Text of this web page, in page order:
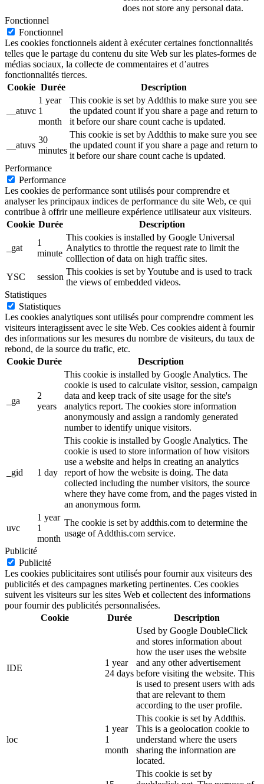
does not store any personal data.
Fonctionnel
Fonctionnel
Les cookies fonctionnels aident à exécuter certaines fonctionnalités
telles que le partage du contenu du site Web sur les plates-formes de
médias sociaux, la collecte de commentaires et d’autres
fonctionnalités tierces.
Cookie Durée Description
__atuvc
1 year
1
month
This cookie is set by Addthis to make sure you see
the updated count if you share a page and return to
it before our share count cache is updated.
__atuvs
30
minutes
This cookie is set by Addthis to make sure you see
the updated count if you share a page and return to
it before our share count cache is updated.
Performance
Performance
Les cookies de performance sont utilisés pour comprendre et
analyser les principaux indices de performance du site Web, ce qui
contribue à offrir une meilleure expérience utilisateur aux visiteurs.
Cookie Durée Description
_gat
1
minute
This cookies is installed by Google Universal
Analytics to throttle the request rate to limit the
colllection of data on high traffic sites.
YSC
session
This cookies is set by Youtube and is used to track
the views of embedded videos.
Statistiques
Statistiques
Les cookies analytiques sont utilisés pour comprendre comment les
visiteurs interagissent avec le site Web. Ces cookies aident à fournir
des informations sur les mesures du nombre de visiteurs, du taux de
rebond, de la source du trafic, etc.
Cookie Durée Description
_ga
2
years
This cookie is installed by Google Analytics. The
cookie is used to calculate visitor, session, campaign
data and keep track of site usage for the site's
analytics report. The cookies store information
anonymously and assign a randomly generated
number to identify unique visitors.
_gid 1 day
This cookie is installed by Google Analytics. The
cookie is used to store information of how visitors
use a website and helps in creating an analytics
report of how the website is doing. The data
collected including the number visitors, the source
where they have come from, and the pages visted in
an anonymous form.
uvc
1 year
1
month
The cookie is set by addthis.com to determine the
usage of Addthis.com service.
Publicité
Publicité
Les cookies publicitaires sont utilisés pour fournir aux visiteurs des
publicités et des campagnes marketing pertinentes. Ces cookies
suivent les visiteurs sur les sites Web et collectent des informations
pour fournir des publicités personnalisées.
Cookie
Durée Description
IDE
1 year
24 days
Used by Google DoubleClick
and stores information about
how the user uses the website
and any other advertisement
before visiting the website. This
is used to present users with ads
that are relevant to them
according to the user profile.
loc
1 year
1
month
This cookie is set by Addthis.
This is a geolocation cookie to
understand where the users
sharing the information are
located.
This cookie is set by